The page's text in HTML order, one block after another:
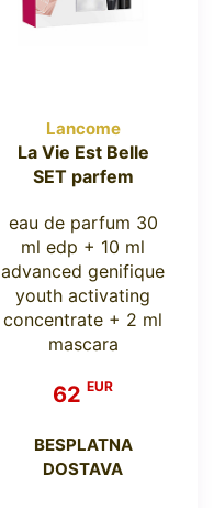
Lancome
La Vie Est Belle
SET parfem
eau de parfum 30
ml edp + 10 ml
advanced genifique
youth activating
concentrate + 2 ml
mascara
62 EUR
BESPLATNA
DOSTAVA